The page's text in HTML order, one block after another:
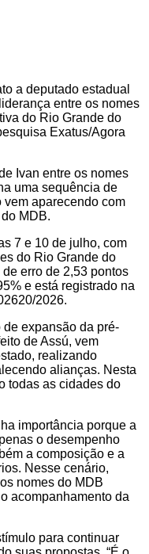
a deputado estadual
entre os nomes
do Rio Grande do
Exatus/Agora
Ivan entre os nomes
uma sequência de
vem aparecendo com
MDB.
7 e 10 de julho, com
do Rio Grande do
erro de 2,53 pontos
e está registrado na
2026.
expansão da pré-
de Assú, vem
realizando
alianças. Nesta
todas as cidades do
importância porque a
o desempenho
a composição e a
Nesse cenário,
nomes do MDB
acompanhamento da
para continuar